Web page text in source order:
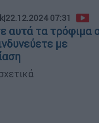
|22.12.2024 07:31
αυτά τα τρόφιμα
με